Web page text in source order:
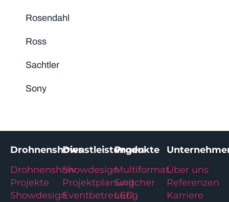
Rosendahl
Ross
Sachtler
Sony
Drohnenshows
Drohnenshow
Projekte
Showdesign
Dienstleistungen
Showdesign
Projektplanung
Eventbetreuung
Produkte
Multiformat
Switcher
LED
Über uns
Referenzen
Karriere